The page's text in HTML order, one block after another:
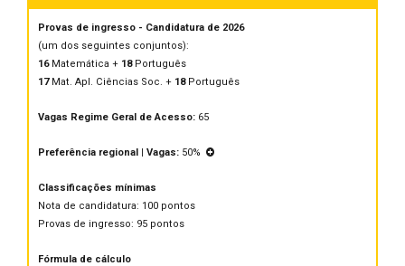
Provas de ingresso - Candidatura de 2026
(um dos seguintes conjuntos):
16Matemática + 18Português
17Mat. Apl. Ciências Soc. + 18Português
Vagas Regime Geral de Acesso: 65
Preferência regional | Vagas: 50%
Classificações mínimas
Nota de candidatura: 100 pontos
Provas de ingresso: 95 pontos
Fórmula de cálculo